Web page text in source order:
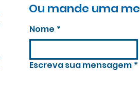
Nome *
Escreva sua mensagem *
Ou mande uma